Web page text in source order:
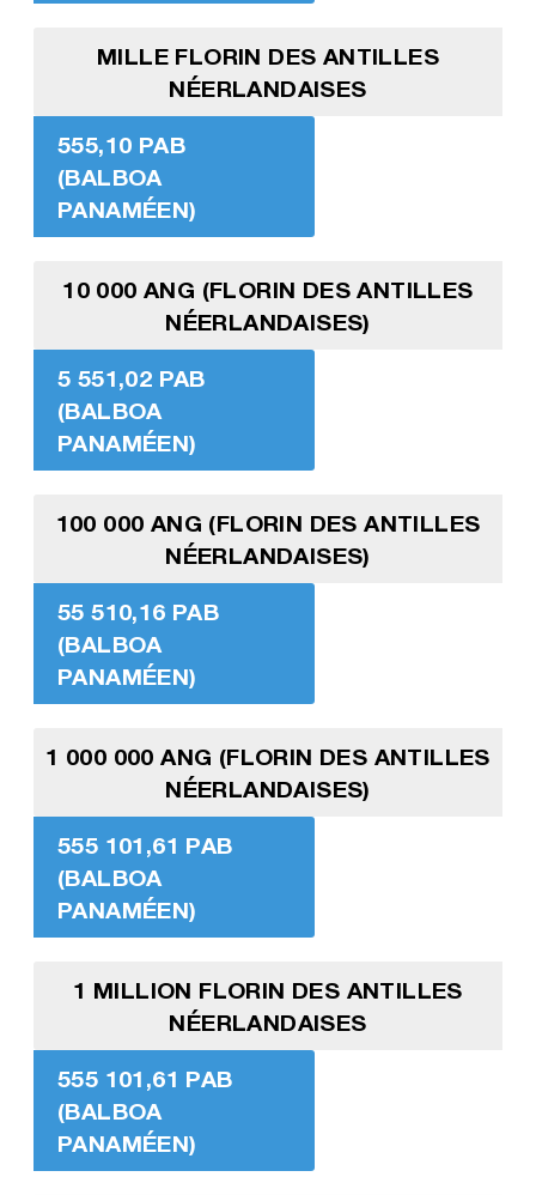
MILLE FLORIN DES ANTILLES
NÉERLANDAISES
555,10 PAB
(BALBOA
PANAMÉEN)
10 000 ANG (FLORIN DES ANTILLES
NÉERLANDAISES)
5 551,02 PAB
(BALBOA
PANAMÉEN)
100 000 ANG (FLORIN DES ANTILLES
NÉERLANDAISES)
55 510,16 PAB
(BALBOA
PANAMÉEN)
1 000 000 ANG (FLORIN DES ANTILLES
NÉERLANDAISES)
555 101,61 PAB
(BALBOA
PANAMÉEN)
1 MILLION FLORIN DES ANTILLES
NÉERLANDAISES
555 101,61 PAB
(BALBOA
PANAMÉEN)